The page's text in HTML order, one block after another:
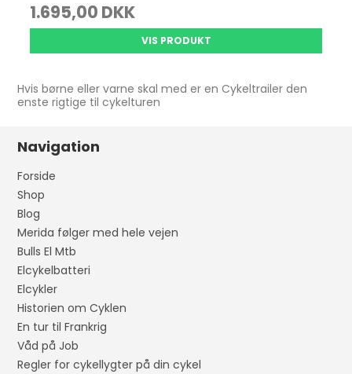
1.695,00 DKK
VIS PRODUKT
Hvis børne eller varne skal med er en Cykeltrailer den
enste rigtige til cykelturen
Navigation
Forside
Shop
Blog
Merida følger med hele vejen
Bulls El Mtb
Elcykelbatteri
Elcykler
Historien om Cyklen
En tur til Frankrig
Våd på Job
Regler for cykellygter på din cykel